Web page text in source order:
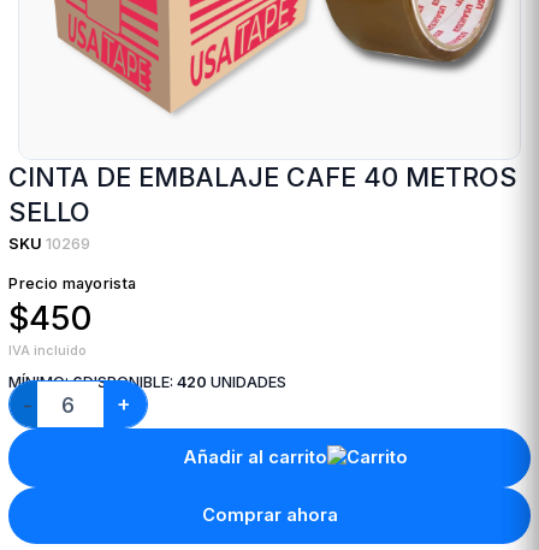
CINTA DE EMBALAJE CAFE 40 METROS
SELLO
SKU 10269
Precio mayorista
$450
IVA incluido
MÍNIMO:6DISPONIBLE:420 UNIDADES
− +
Añadir al carrito
Comprar ahora